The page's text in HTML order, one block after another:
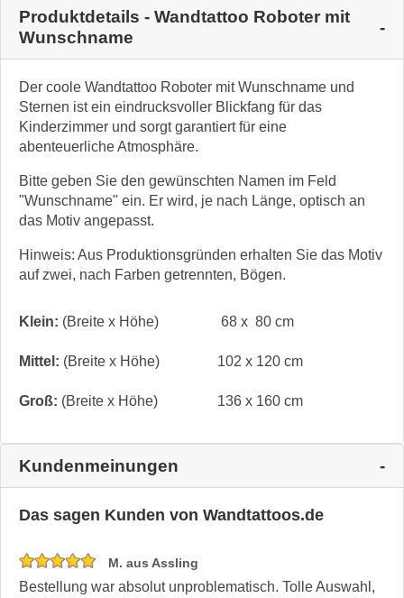
Produktdetails - Wandtattoo Roboter mit
Wunschname
Der coole Wandtattoo Roboter mit Wunschname und
Sternen ist ein eindrucksvoller Blickfang für das
Kinderzimmer und sorgt garantiert für eine
abenteuerliche Atmosphäre.
Bitte geben Sie den gewünschten Namen im Feld
"Wunschname" ein. Er wird, je nach Länge, optisch an
das Motiv angepasst.
Hinweis: Aus Produktionsgründen erhalten Sie das Motiv
auf zwei, nach Farben getrennten, Bögen.
Klein: (Breite x Höhe) 68 x 80 cm
Mittel: (Breite x Höhe) 102 x 120 cm
Groß: (Breite x Höhe) 136 x 160 cm
Kundenmeinungen
Das sagen Kunden von Wandtattoos.de
M. aus Assling
Bestellung war absolut unproblematisch. Tolle Auswahl,